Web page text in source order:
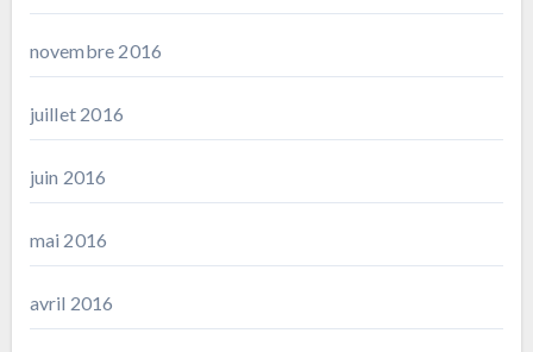
novembre 2016
juillet 2016
juin 2016
mai 2016
avril 2016